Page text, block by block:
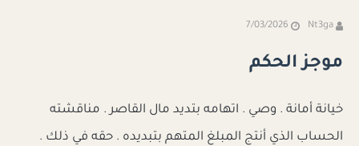
Nt3ga
7/03/2026
موجز الحكم
خيانة أمانة . وصي . اتهامه بتديد مال القاصر . مناقشته
الحساب الذي أنتج المبلغ المتهم بتبديده . حقه في ذلك .